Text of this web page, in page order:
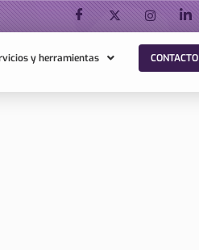
y herramientas CONTACTO